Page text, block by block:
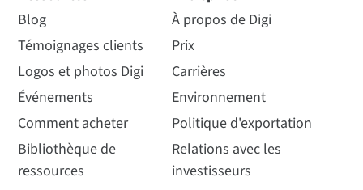
Blog
Témoignages clients
Logos et photos Digi
Événements
Comment acheter
Bibliothèque de
ressources
À propos de Digi
Prix
Carrières
Environnement
Politique d'exportation
Relations avec les
investisseurs